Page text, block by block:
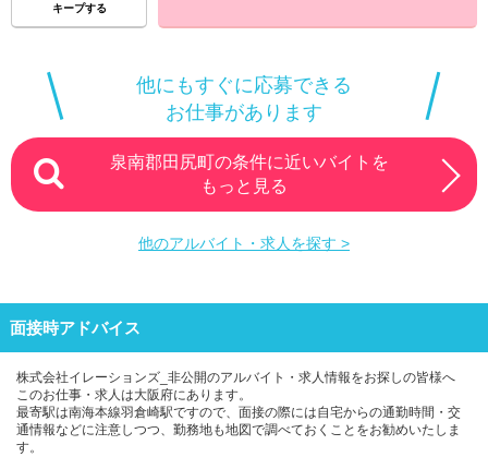
キープする
他にもすぐに応募できる
お仕事があります
泉南郡田尻町の条件に近いバイトを
もっと見る
他のアルバイト・求人を探す >
面接時アドバイス
株式会社イレーションズ_非公開のアルバイト・求人情報をお探しの皆様へ
このお仕事・求人は大阪府にあります。
最寄駅は南海本線羽倉崎駅ですので、面接の際には自宅からの通勤時間・交
通情報などに注意しつつ、勤務地も地図で調べておくことをお勧めいたしま
す。